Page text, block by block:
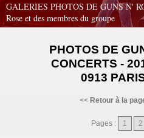
GALERIES PHOTOS DE GUNS N'
Rose et des membres du groupe
PHOTOS DE
CONCERTS -
0913
<< Retour à la
Pages : 1 2